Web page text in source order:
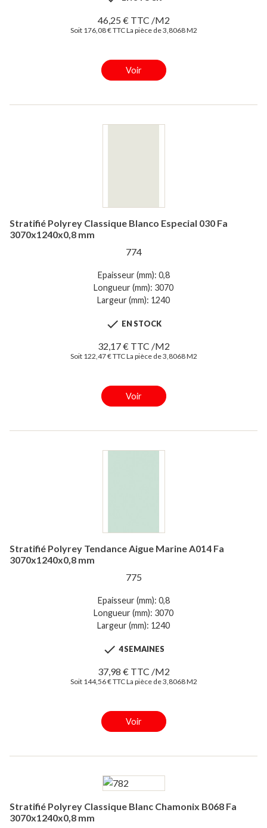
46,25 € TTC /M2
Soit 176,08 € TTC La pièce de 3,8068 M2
Voir
Stratifié Polyrey Classique Blanco Especial 030 Fa
3070x1240x0,8 mm
774
Epaisseur (mm): 0,8
Longueur (mm): 3070
Largeur (mm): 1240
 EN STOCK
32,17 € TTC /M2
Soit 122,47 € TTC La pièce de 3,8068 M2
Voir
Stratifié Polyrey Tendance Aigue Marine A014 Fa
3070x1240x0,8 mm
775
Epaisseur (mm): 0,8
Longueur (mm): 3070
Largeur (mm): 1240
 4 SEMAINES
37,98 € TTC /M2
Soit 144,56 € TTC La pièce de 3,8068 M2
Voir
Stratifié Polyrey Classique Blanc Chamonix B068 Fa
3070x1240x0,8 mm